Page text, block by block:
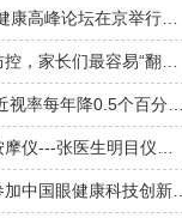
康高峰论坛在京举行…
，家长们最容易“翻…
视率每年降0.5个百分…
仪---张医生明目仪…
中国眼健康科技创新…